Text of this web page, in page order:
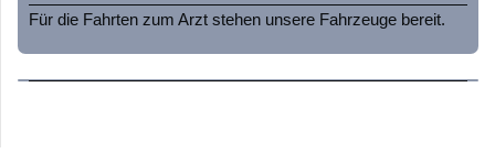
Für die Fahrten zum Arzt stehen unsere Fahrzeuge bereit.